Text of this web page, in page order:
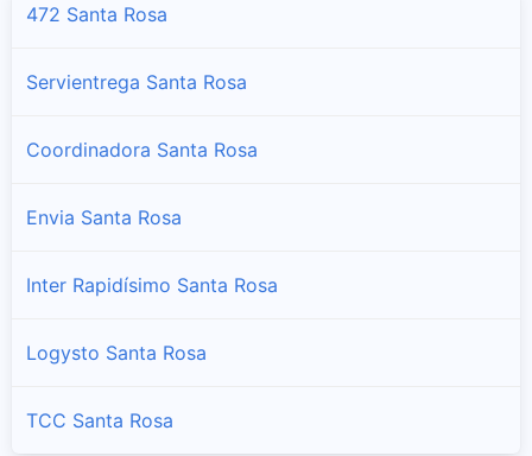
472 Santa Rosa
Servientrega Santa Rosa
Coordinadora Santa Rosa
Envia Santa Rosa
Inter Rapidísimo Santa Rosa
Logysto Santa Rosa
TCC Santa Rosa